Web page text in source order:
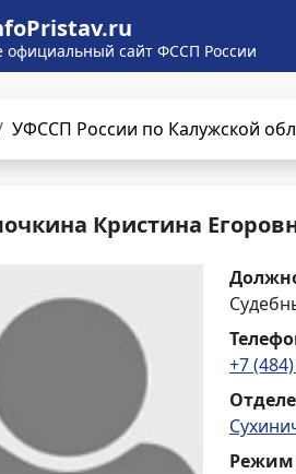
официальный сайт ФССП России
УФССП России по Калужской
Кристина
+7
Режим